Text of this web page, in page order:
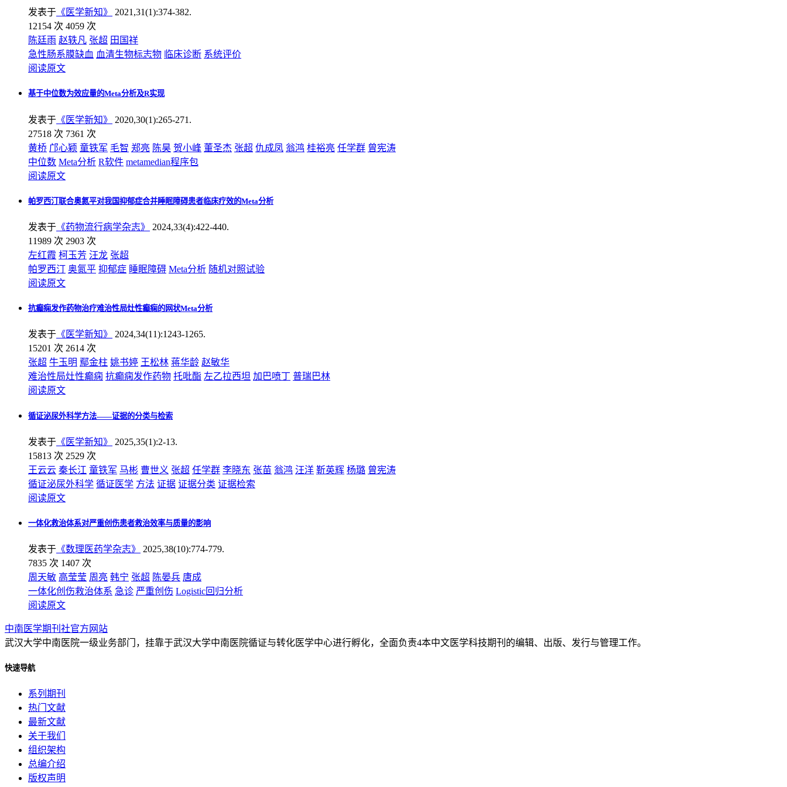
发表于 《医学新知》
2021,31(1):374-382.
12154 次 4059 次
陈廷雨 赵轶凡 张超 田国祥
急性肠系膜缺血 血清生物标志物 临床诊断 系统评价
阅读原文
基于中位数为效应量的Meta分析及R实现
发表于 《医学新知》
2020,30(1):265-271.
27518 次 7361 次
黄桥 邝心颖 童铁军 毛智 郑亮 陈昊 贺小峰 董圣杰 张超 仇成凤 翁鸿 桂裕亮 任学群 曾宪涛
中位数 Meta分析 R软件 metamedian程序包
阅读原文
帕罗西汀联合奥氮平对我国抑郁症合并睡眠障碍患者临床疗效的Meta分析
发表于 《药物流行病学杂志》
2024,33(4):422-440.
11989 次 2903 次
左红霞 柯玉芳 汪龙 张超
帕罗西汀 奥氮平 抑郁症 睡眠障碍 Meta分析 随机对照试验
阅读原文
抗癫痫发作药物治疗难治性局灶性癫痫的网状Meta分析
发表于 《医学新知》
2024,34(11):1243-1265.
15201 次 2614 次
张超 牛玉明 鄢金柱 姚书婷 王松林 蒋华龄 赵敏华
难治性局灶性癫痫 抗癫痫发作药物 托吡酯 左乙拉西坦 加巴喷丁 普瑞巴林
阅读原文
循证泌尿外科学方法——证据的分类与检索
发表于 《医学新知》
2025,35(1):2-13.
15813 次 2529 次
王云云 秦长江 童铁军 马彬 曹世义 张超 任学群 李晓东 张苗 翁鸿 汪洋 靳英辉 杨璐 曾宪涛
循证泌尿外科学 循证医学 方法 证据 证据分类 证据检索
阅读原文
一体化救治体系对严重创伤患者救治效率与质量的影响
发表于 《数理医药学杂志》
2025,38(10):774-779.
7835 次 1407 次
周天敏 高莹莹 周亮 韩宁 张超 陈晏兵 唐成
一体化创伤救治体系 急诊 严重创伤 Logistic回归分析
阅读原文
中南医学期刊社官方网站
武汉大学中南医院一级业务部门，挂靠于武汉大学中南医院循证与转化医学中心进行孵化，全面负责4本中文医学科技期刊的编辑、出版、发行与管理工作。
快速导航
系列期刊
热门文献
最新文献
关于我们
组织架构
总编介绍
版权声明